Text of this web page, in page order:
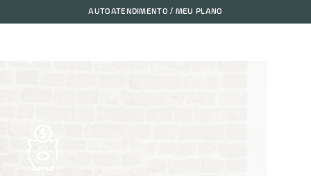
AUTOATENDIMENTO / MEU PLANO